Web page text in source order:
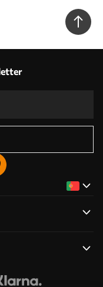
sobre um fundo claro